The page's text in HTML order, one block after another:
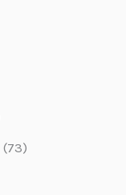
(73)